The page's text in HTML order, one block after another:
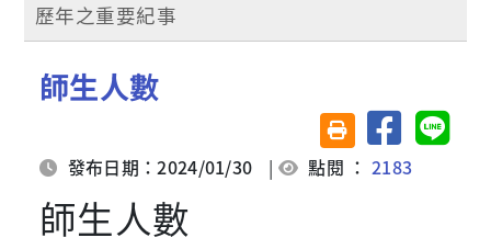
歷年之重要紀事
師生人數
友善列印(另開視窗)
分享至臉書分享
發布日期：2024/01/30 | 點閱 ：2183
師生人數